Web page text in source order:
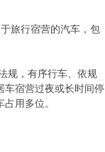
旅行宿营的汽车，包
规，有序行车、依规
车宿营过夜或长时间停
用多位。